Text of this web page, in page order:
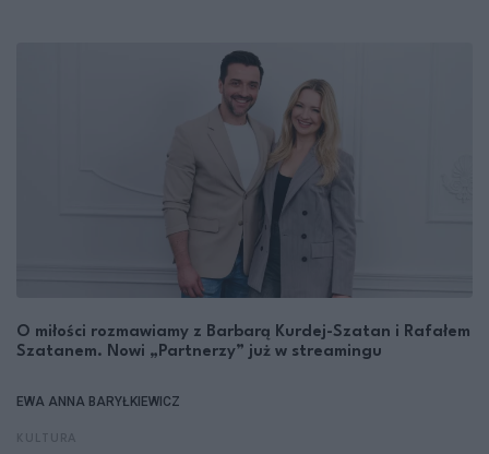
O miłości rozmawiamy z Barbarą Kurdej-Szatan i Rafałem
Szatanem. Nowi „Partnerzy” już w streamingu
EWA ANNA BARYŁKIEWICZ